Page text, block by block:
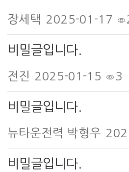
장세택 2025-01-17
비밀글입니다.
전진 2025-01-15 3
비밀글입니다.
뉴타운전력 박형우
비밀글입니다.